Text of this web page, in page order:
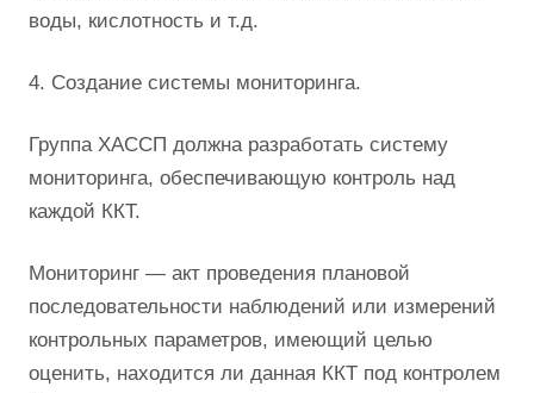
воды, кислотность и т.д.
4. Создание системы мониторинга.
Группа ХАССП должна разработать систему
мониторинга, обеспечивающую контроль над
каждой ККТ.
Мониторинг — акт проведения плановой
последовательности наблюдений или измерений
контрольных параметров, имеющий целью
оценить, находится ли данная ККТ под контролем